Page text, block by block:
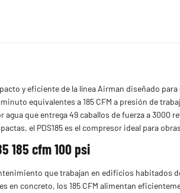
y eficiente de la línea Airman diseñado
equivalentes a 185 CFM a presión de
que entrega 49 caballos de fuerza a
el PDS185 es el compresor ideal para
185 cfm 100 psi
que trabajan en edificios habitados
en concreto, los 185 CFM alimentan